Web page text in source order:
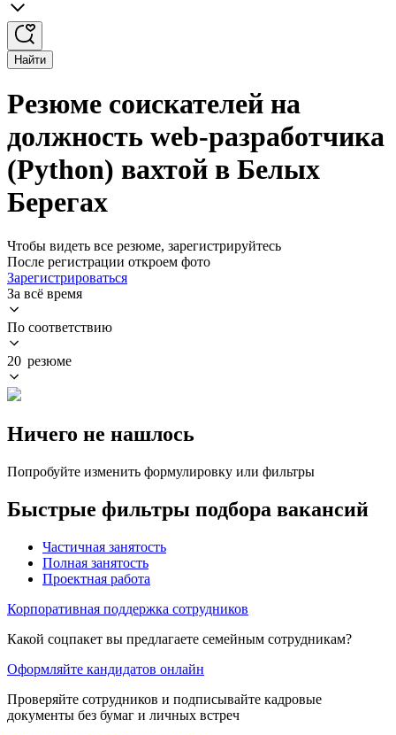
Найти
Резюме соискателей на
должность web-разработчика
(Python) вахтой в Белых
Берегах
Чтобы видеть все резюме, зарегистрируйтесь
После регистрации откроем фото
Зарегистрироваться
За всё время
По соответствию
20 резюме
Ничего не нашлось
Попробуйте изменить формулировку или фильтры
Быстрые фильтры подбора вакансий
Частичная занятость
Полная занятость
Проектная работа
Корпоративная поддержка сотрудников
Какой соцпакет вы предлагаете семейным сотрудникам?
Оформляйте кандидатов онлайн
Проверяйте сотрудников и подписывайте кадровые
документы без бумаг и личных встреч